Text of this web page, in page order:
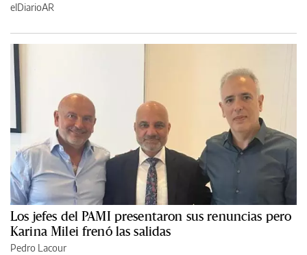
elDiarioAR
Los jefes del PAMI presentaron sus renuncias pero
Karina Milei frenó las salidas
Pedro Lacour